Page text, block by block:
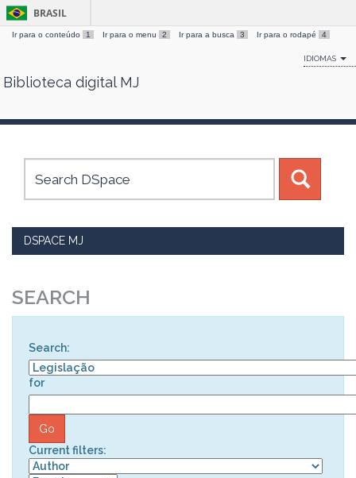
Skip
BRASIL
Ir para o conteúdo 1 Ir para o menu 2 Ir para a busca 3 Ir para o rodapé 4
IDIOMAS
Biblioteca digital MJ
DSPACE MJ
SEARCH
Search:
for
Current filters: